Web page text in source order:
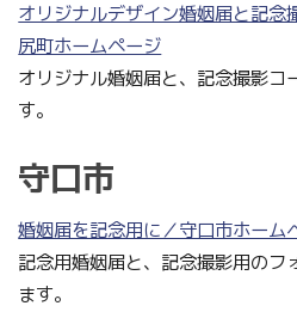
オリジナルデザイン婚姻届と記念
尻町ホームページ
オリジナル婚姻届と、記念撮影コ
す。
守口市
婚姻届を記念用に／守口市ホーム
記念用婚姻届と、記念撮影用のフ
ます。